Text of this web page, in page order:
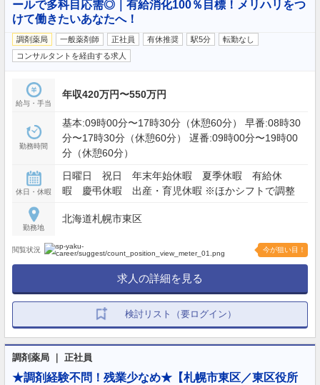
ールで多科目応需◎｜有給消化100％目標！メリハリをつ
けて働きたいあなたへ！
調剤薬局 一般薬剤師 正社員 有休推奨 駅5分
転勤なし
コンサルタントを経由する求人
給与・手当
年収420万円〜550万円
勤務時間
基本:09時00分〜17時30分（休憩60分） 早番:08時30
分〜17時30分（休憩60分） 遅番:09時00分〜19時00
分（休憩60分）
休日・休暇
日曜日 祝日 年末年始休暇 夏季休暇 有給休
暇 慶弔休暇 出産・育児休暇 ※ほかシフトで調整
勤務地
北海道札幌市東区
閲覧状況 今が狙い目！
求人の詳細を見る
検討リスト（要ログイン）
調剤薬局 ｜ 正社員
★調剤経験不問！残業少なめ★【札幌市東区／東区役所